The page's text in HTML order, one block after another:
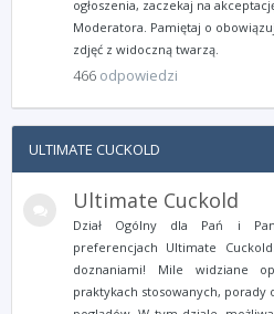
ogłoszenia, zaczekaj na
Moderatora. Pamiętaj o
zdjęć z widoczną twarzą.
466 odpowiedzi
ULTIMATE CUCKOLD
Ultimate Cuckold
Dział Ogólny dla Pań i
preferencjach Ultimate
doznaniami! Mile widziane
praktykach stosowanych, porady